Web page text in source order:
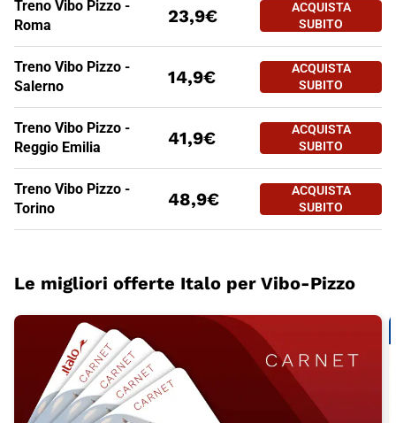
Treno Vibo Pizzo -
Roma
23,9€
ACQUISTA
SUBITO
Treno Vibo Pizzo -
Salerno
14,9€
ACQUISTA
SUBITO
Treno Vibo Pizzo -
Reggio Emilia
41,9€
ACQUISTA
SUBITO
Treno Vibo Pizzo -
Torino
48,9€
ACQUISTA
SUBITO
Le migliori offerte Italo per Vibo-Pizzo